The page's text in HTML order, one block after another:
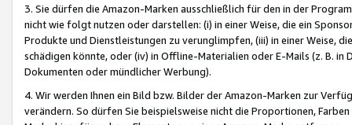
3. Sie dürfen die Amazon-Marken ausschließlich für den in der
nicht wie folgt nutzen oder darstellen: (i) in einer Weise, die ein
Produkte und Dienstleistungen zu verunglimpfen, (iii) in einer Weise,
schädigen könnte, oder (iv) in Offline-Materialien oder E-Mails (z. B. in
Dokumenten oder mündlicher Werbung).
4. Wir werden Ihnen ein Bild bzw. Bilder der Amazon-Marken zur
verändern. So dürfen Sie beispielsweise nicht die Proportionen,